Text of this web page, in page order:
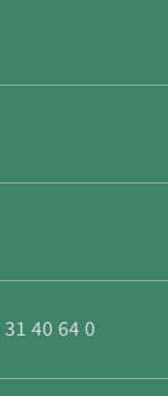
40 64 0